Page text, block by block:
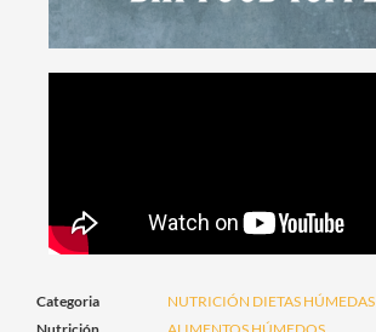
Categoria
NUTRICIÓN DIETAS HÚMEDAS